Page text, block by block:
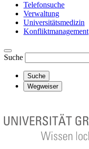
Telefonsuche
Verwaltung
Universitätsmedizin
Konfliktmanagement
Suche
Suche
Wegweiser